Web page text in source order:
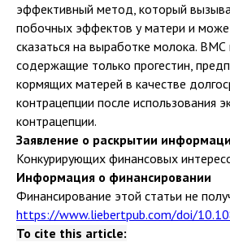
эффективный метод, который
побочных эффектов у матери и
сказаться на выработке молока.
содержащие только прогестин,
кормящих матерей в качестве
контрацепции после использования
контрацепции.
Заявление о раскрытии
Конкурирующих финансовых
Информация о финансировании
Финансирование этой статьи не
https://www.liebertpub.com/doi/
To cite this article: